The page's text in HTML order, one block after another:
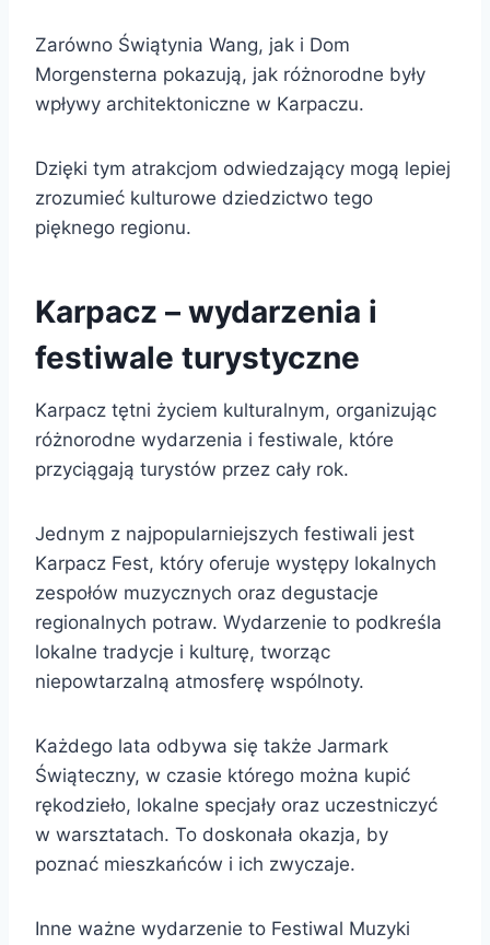
Zarówno Świątynia Wang, jak i Dom
Morgensterna pokazują, jak różnorodne były
wpływy architektoniczne w Karpaczu.
Dzięki tym atrakcjom odwiedzający mogą lepiej
zrozumieć kulturowe dziedzictwo tego
pięknego regionu.
Karpacz – wydarzenia i
festiwale turystyczne
Karpacz tętni życiem kulturalnym, organizując
różnorodne wydarzenia i festiwale, które
przyciągają turystów przez cały rok.
Jednym z najpopularniejszych festiwali jest
Karpacz Fest, który oferuje występy lokalnych
zespołów muzycznych oraz degustacje
regionalnych potraw. Wydarzenie to podkreśla
lokalne tradycje i kulturę, tworząc
niepowtarzalną atmosferę wspólnoty.
Każdego lata odbywa się także Jarmark
Świąteczny, w czasie którego można kupić
rękodzieło, lokalne specjały oraz uczestniczyć
w warsztatach. To doskonała okazja, by
poznać mieszkańców i ich zwyczaje.
Inne ważne wydarzenie to Festiwal Muzyki